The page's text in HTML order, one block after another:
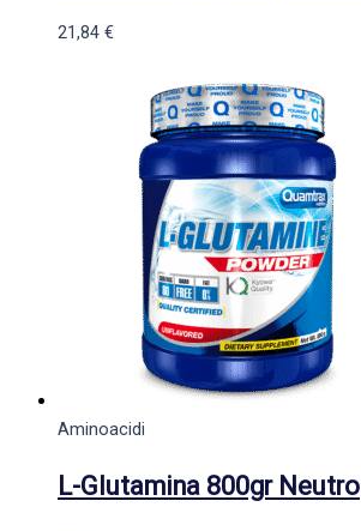
21,84 €
Aminoacidi
L-Glutamina 800gr Neutro